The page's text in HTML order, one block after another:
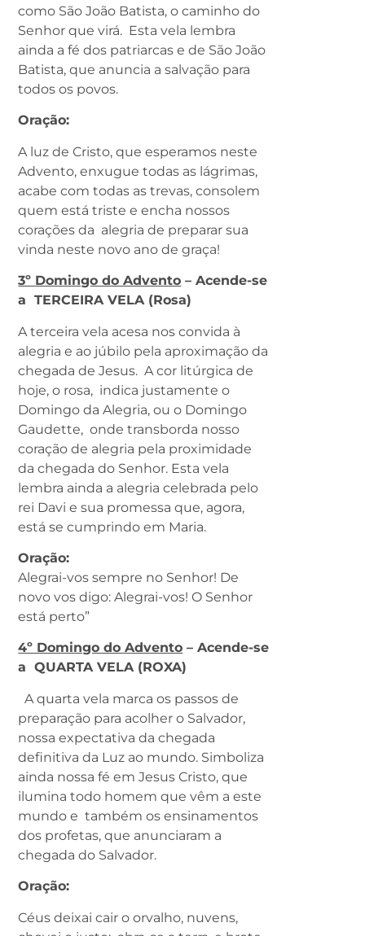
como São João Batista, o caminho do
Senhor que virá. Esta vela lembra
ainda a fé dos patriarcas e de São João
Batista, que anuncia a salvação para
todos os povos.
Oração:
A luz de Cristo, que esperamos neste
Advento, enxugue todas as lágrimas,
acabe com todas as trevas, consolem
quem está triste e encha nossos
corações da alegria de preparar sua
vinda neste novo ano de graça!
3º Domingo do Advento – Acende-se
a TERCEIRA VELA (Rosa)
A terceira vela acesa nos convida à
alegria e ao júbilo pela aproximação da
chegada de Jesus. A cor litúrgica de
hoje, o rosa, indica justamente o
Domingo da Alegria, ou o Domingo
Gaudette, onde transborda nosso
coração de alegria pela proximidade
da chegada do Senhor. Esta vela
lembra ainda a alegria celebrada pelo
rei Davi e sua promessa que, agora,
está se cumprindo em Maria.
Oração:
Alegrai-vos sempre no Senhor! De
novo vos digo: Alegrai-vos! O Senhor
está perto”
4º Domingo do Advento – Acende-se
a QUARTA VELA (ROXA)
A quarta vela marca os passos de
preparação para acolher o Salvador,
nossa expectativa da chegada
definitiva da Luz ao mundo. Simboliza
ainda nossa fé em Jesus Cristo, que
ilumina todo homem que vêm a este
mundo e também os ensinamentos
dos profetas, que anunciaram a
chegada do Salvador.
Oração:
Céus deixai cair o orvalho, nuvens,